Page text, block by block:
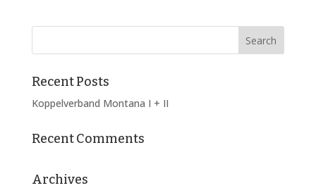
Recent Posts
Koppelverband Montana I + II
Recent Comments
Archives